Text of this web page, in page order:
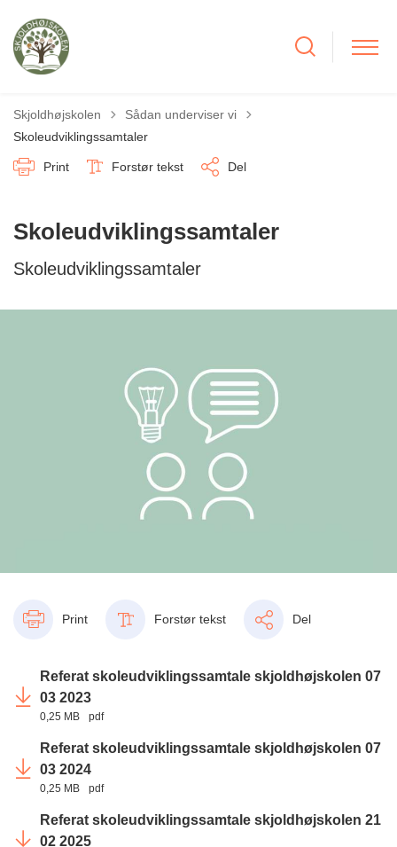
Skjoldhøjskolen Tilbage til
Sådan underviser vi
Skoleudviklingssamtaler
Print Forstør tekst Del
Skoleudviklingssamtaler
Skoleudviklingssamtaler
Print Forstør tekst Del
Referat skoleudviklingssamtale skjoldhøjskolen 07
03 2023
0,25 MB pdf
Referat skoleudviklingssamtale skjoldhøjskolen 07
03 2024
0,25 MB pdf
Referat skoleudviklingssamtale skjoldhøjskolen 21
02 2025